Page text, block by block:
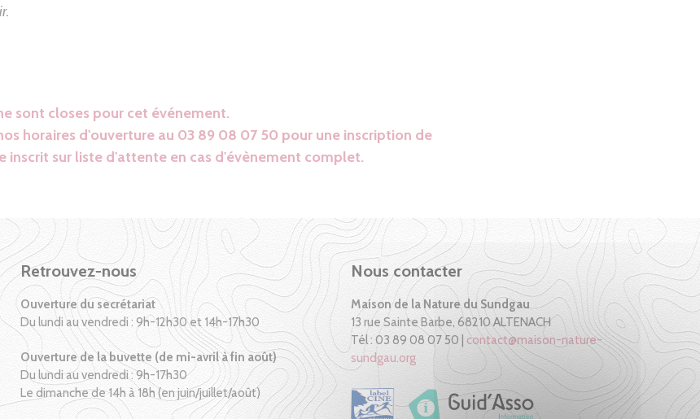
sont closes pour cet événement.
horaires d'ouverture au 03 89 08 07 50 pour une inscription de
inscrit sur liste d'attente en cas d'évènement complet.
Retrouvez-nous
Ouverture du secrétariat
Du lundi au vendredi : 9h-12h30 et 14h-17h30
Ouverture de la buvette (de mi-avril à fin août)
Du lundi au vendredi : 9h-17h30
Le dimanche de 14h à 18h (en juin/juillet/août)
Nous contacter
Maison de la Nature du Sundgau
13 rue Sainte Barbe, 68210 ALTENACH
Tél : 03 89 08 07 50 | contact@maison-nature-
sundgau.org